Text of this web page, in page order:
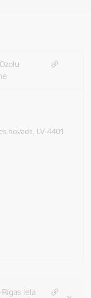
novads, LV-4401
Rīgas iela